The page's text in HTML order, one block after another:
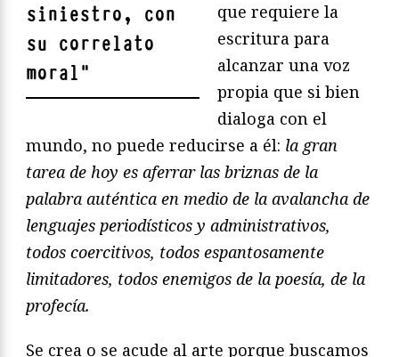
siniestro, con
su correlato
moral"
que requiere la
escritura para
alcanzar una voz
propia que si bien
dialoga con el
mundo, no puede reducirse a él: la gran
tarea de hoy es aferrar las briznas de la
palabra auténtica en medio de la avalancha de
lenguajes periodísticos y administrativos,
todos coercitivos, todos espantosamente
limitadores, todos enemigos de la poesía, de la
profecía.
Se crea o se acude al arte porque buscamos